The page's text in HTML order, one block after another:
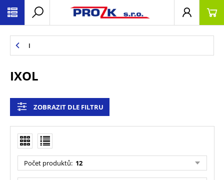
I
IXOL
ZOBRAZIT DLE FILTRU
Počet produktů: 12